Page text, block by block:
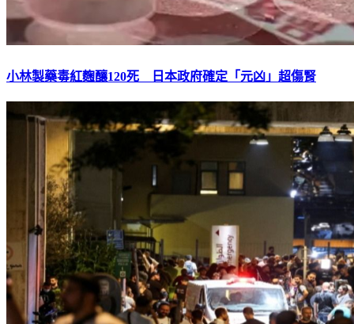
小林製藥毒紅麴釀120死 日本政府確定「元凶」超傷腎